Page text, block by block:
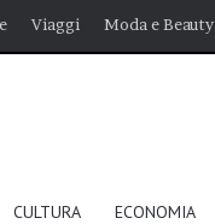
Viaggi Moda e Beauty
CULTURA ECONOMIA